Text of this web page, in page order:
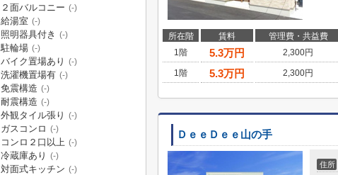
所在階 賃料 管理費・共益費
1階
5.3万円 2,300円
1階
5.3万円 2,300円
ＤｅｅＤｅｅ山の手
住所
２面バルコニー (-)
給湯室 (-)
照明器具付き (-)
駐輪場 (-)
バイク置場あり (-)
洗濯機置場有 (-)
免震構造 (-)
耐震構造 (-)
外観タイル張り (-)
ガスコンロ (-)
コンロ２口以上 (-)
冷蔵庫あり (-)
対面式キッチン (-)